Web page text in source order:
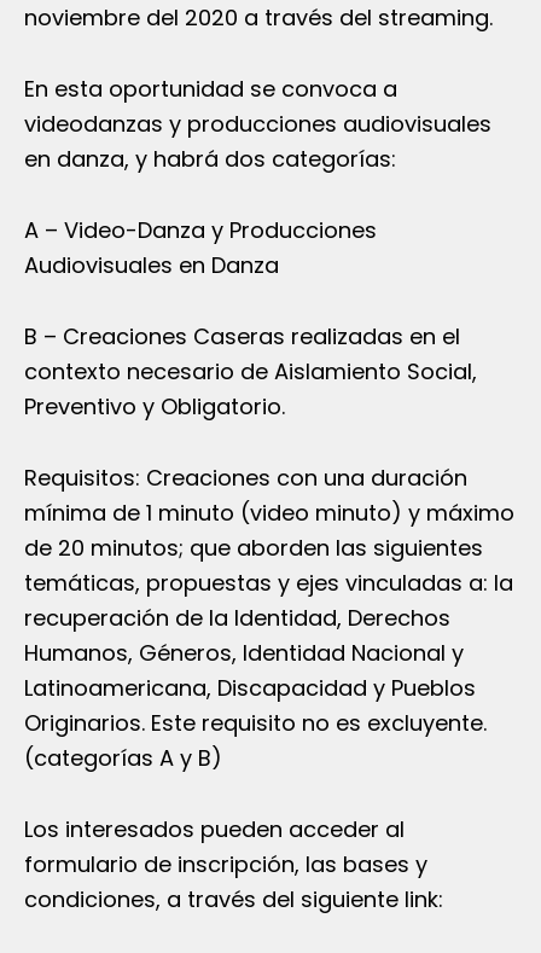
noviembre del 2020 a través del streaming.
En esta oportunidad se convoca a
videodanzas y producciones audiovisuales
en danza, y habrá dos categorías:
A – Video-Danza y Producciones
Audiovisuales en Danza
B – Creaciones Caseras realizadas en el
contexto necesario de Aislamiento Social,
Preventivo y Obligatorio.
Requisitos: Creaciones con una duración
mínima de 1 minuto (video minuto) y máximo
de 20 minutos; que aborden las siguientes
temáticas, propuestas y ejes vinculadas a: la
recuperación de la Identidad, Derechos
Humanos, Géneros, Identidad Nacional y
Latinoamericana, Discapacidad y Pueblos
Originarios. Este requisito no es excluyente.
(categorías A y B)
Los interesados pueden acceder al
formulario de inscripción, las bases y
condiciones, a través del siguiente link: